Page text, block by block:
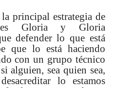
principal estrategia de
es Gloria y Gloria
defender lo que está
que lo está haciendo
con un grupo técnico
alguien, sea quien sea,
lo estamos